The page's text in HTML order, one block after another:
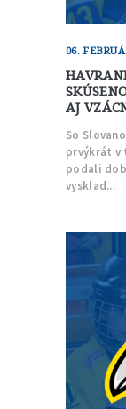
06.
AJ
So
prvýkrát v
podali
vysklad...